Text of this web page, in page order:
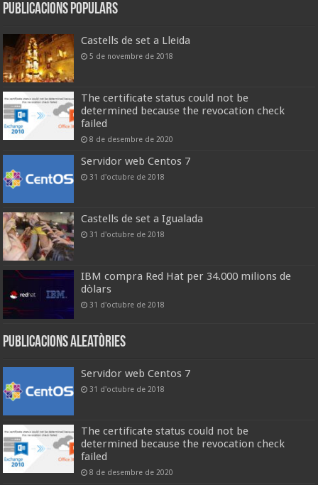
Publicacions populars
Castells de set a Lleida
5 de novembre de 2018
The certificate status could not be
determined because the revocation check
failed
8 de desembre de 2020
Servidor web Centos 7
31 d'octubre de 2018
Castells de set a Igualada
31 d'octubre de 2018
IBM compra Red Hat per 34.000 milions de
dòlars
31 d'octubre de 2018
Publicacions aleatòries
Servidor web Centos 7
31 d'octubre de 2018
The certificate status could not be
determined because the revocation check
failed
8 de desembre de 2020